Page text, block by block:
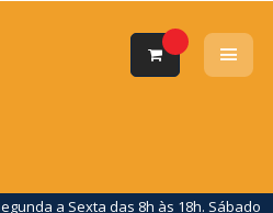
a Sexta das 8h às 18h. Sábado